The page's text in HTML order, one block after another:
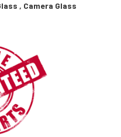
, Camera Glass